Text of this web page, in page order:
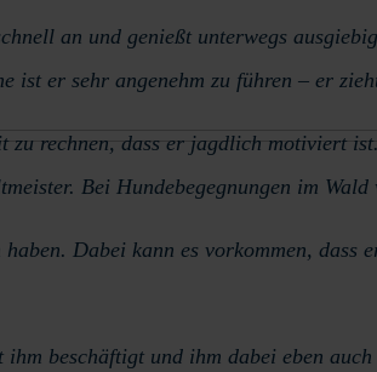
an und genießt unterwegs
ist er sehr angenehm zu führen – er
zu rechnen, dass er jagdlich motiviert ist.
Bei Hundebegegnungen im
Dabei kann es vorkommen,
beschäftigt und ihm dabei eben auch